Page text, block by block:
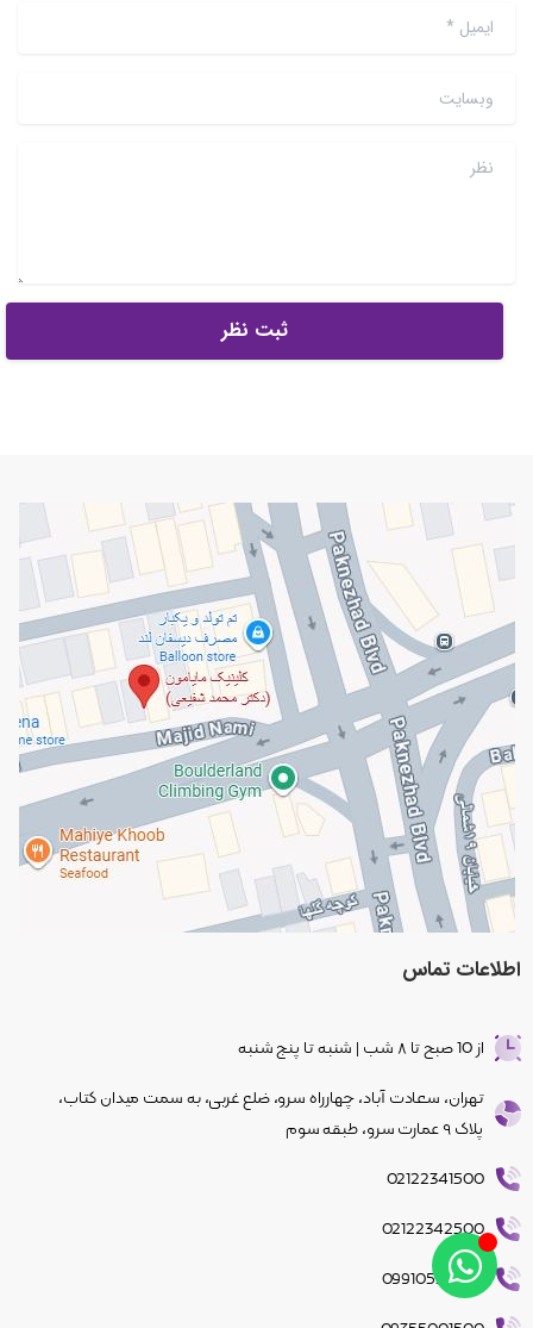
ایمیل *
وبسایت
نظر
اطلاعات تماس
از 10 صبح تا ۸ شب | شنبه تا پنج شنبه
تهران، سعادت آباد، چهار‌راه سرو، ضلع غربی، به سمت میدان کتاب،
پلاک ۹ عمارت سرو، طبقه سوم
02122341500
02122342500
09910550962